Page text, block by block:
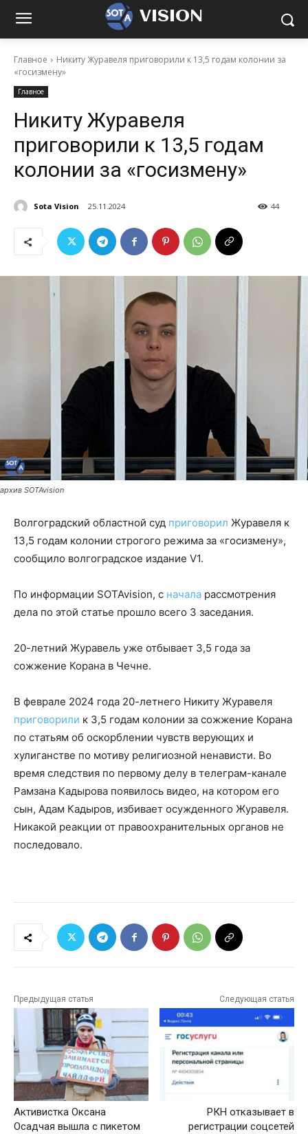
VISION
Главное
Никиту Журавеля приговорили к 13,5 годам колонии за
«госизмену»
Главное
Никиту Журавеля
приговорили к 13,5 годам
колонии за «госизмену»
Sota Vision 25.11.2024 44
архив SOTAvision
Волгоградский областной суд приговорил Журавеля к
13,5 годам колонии строгого режима за «госизмену»,
сообщило волгоградское издание V1.
По информации SOTAvision, с начала рассмотрения
дела по этой статье прошло всего 3 заседания.
20-летний Журавель уже отбывает 3,5 года за
сожжение Корана в Чечне.
В феврале 2024 года 20-летнего Никиту Журавеля
приговорили к 3,5 годам колонии за сожжение Корана
по статьям об оскорблении чувств верующих и
хулиганстве по мотиву религиозной ненависти. Во
время следствия по первому делу в телеграм-канале
Рамзана Кадырова появилось видео, на котором его
сын, Адам Кадыров, избивает осужденного Журавеля.
Никакой реакции от правоохранительных органов не
последовало.
Предыдущая статья
Активистка Оксана
Осадчая вышла с пикетом
Следующая статья
РКН отказывает в
регистрации соцсетей